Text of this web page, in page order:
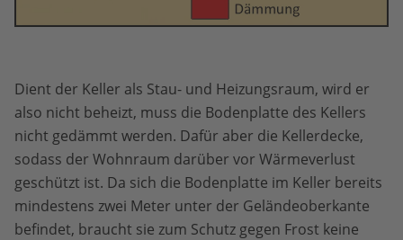
Dient der Keller als Stau- und Heizungsraum, wird er
also nicht beheizt, muss die Bodenplatte des Kellers
nicht gedämmt werden. Dafür aber die Kellerdecke,
sodass der Wohnraum darüber vor Wärmeverlust
geschützt ist. Da sich die Bodenplatte im Keller bereits
mindestens zwei Meter unter der Geländeoberkante
befindet, braucht sie zum Schutz gegen Frost keine